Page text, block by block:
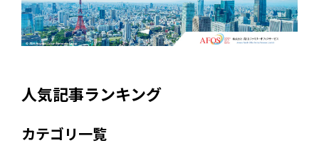
人気記事ランキング
カテゴリ一覧